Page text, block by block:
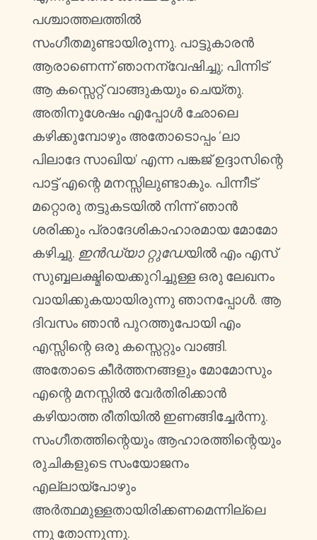
പശ്ചാത്തലത്തിൽ
സംഗീതമുണ്ടായിരുന്നു. പാട്ടുകാരൻ
ആരാണെന്ന് ഞാനന്വേഷിച്ചു; പിന്നിട്
ആ കസ്സെറ്റ് വാങ്ങുകയും ചെയ്തു.
അതിനുശേഷം എപ്പോൾ ഛോലെ
കഴിക്കുമ്പോഴും അതോടൊപ്പം ‘ലാ
പിലാദേ സാഖിയ’ എന്ന പങ്കജ് ഉദ്ദാസിന്റെ
പാട്ട് എന്റെ മനസ്സിലുണ്ടാകും. പിന്നീട്
മറ്റൊരു തട്ടുകടയിൽ നിന്ന് ഞാൻ
ശരിക്കും പ്രാദേശികാഹാരമായ മോമോ
കഴിച്ചു. ഇൻഡ്യാറ്റുഡേയിൽ എം എസ്
സുബ്ബലക്ഷ്മിയെക്കുറിച്ചുള്ള ഒരു ലേഖനം
വായിക്കുകയായിരുന്നു ഞാനപ്പോൾ. ആ
ദിവസം ഞാൻ പുറത്തുപോയി എം
എസ്സിന്റെ ഒരു കസ്സെറ്റും വാങ്ങി.
അതോടെ കീർത്തനങ്ങളും മോമോസും
എന്റെ മനസ്സിൽ വേർതിരിക്കാൻ
കഴിയാത്ത രീതിയിൽ ഇണങ്ങിച്ചേർന്നു.
സംഗീതത്തിന്റെയും ആഹാരത്തിന്റെയും
രുചികളുടെ സംയോജനം
എല്ലായ്പോഴും
അർത്ഥമുള്ളതായിരിക്കണമെന്നില്ലെ
ന്നു തോന്നുന്നു.